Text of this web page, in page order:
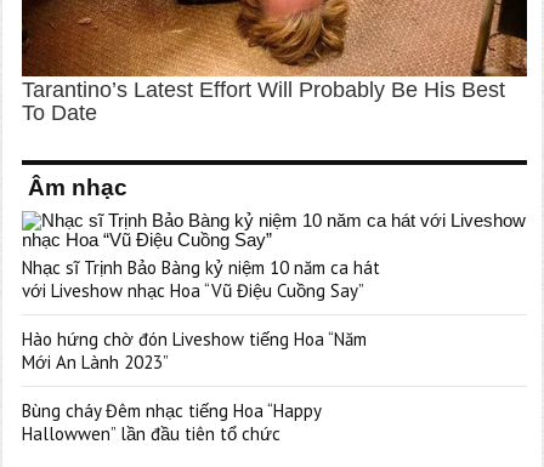
Âm nhạc
Nhạc sĩ Trịnh Bảo Bàng kỷ niệm 10 năm ca hát
với Liveshow nhạc Hoa “Vũ Điệu Cuồng Say”
Hào hứng chờ đón Liveshow tiếng Hoa “Năm
Mới An Lành 2023”
Bùng cháy Đêm nhạc tiếng Hoa “Happy
Hallowwen” lần đầu tiên tổ chức